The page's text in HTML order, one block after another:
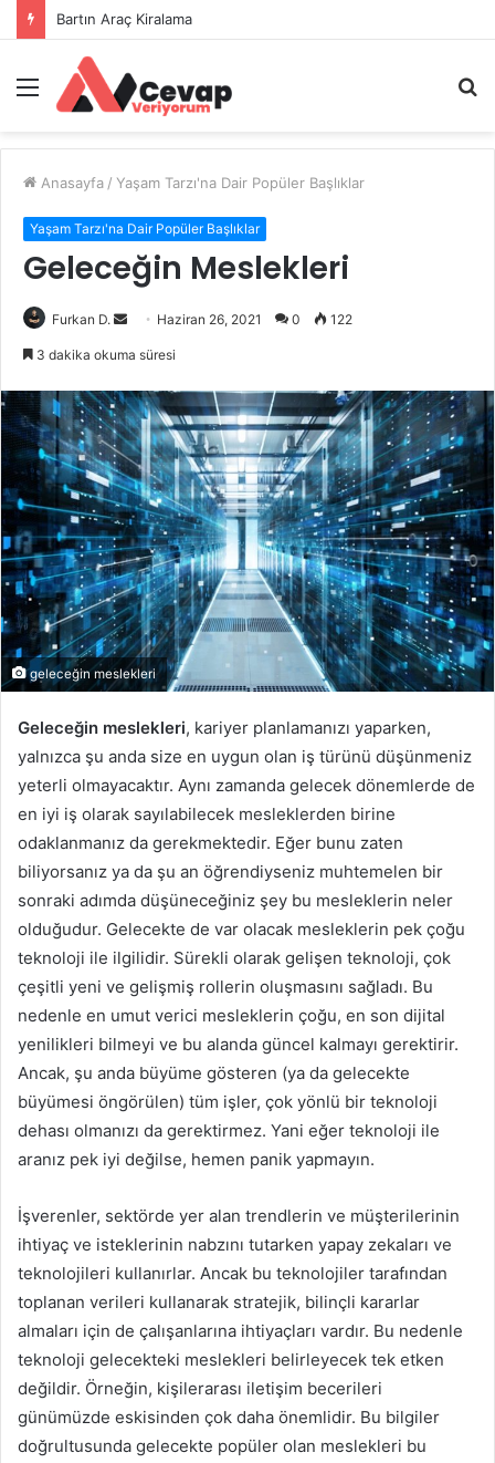
Bartın Araç Kiralama
Menü
...
Anasayfa / Yaşam Tarzı'na Dair Popüler Başlıklar
Yaşam Tarzı'na Dair Popüler Başlıklar
Geleceğin Meslekleri
Furkan D.
Bir
göndermek
Haziran 26, 2021 0 122
3 dakika okuma süresi
geleceğin meslekleri
Geleceğin meslekleri, kariyer planlamanızı yaparken,
yalnızca şu anda size en uygun olan iş türünü düşünmeniz
yeterli olmayacaktır. Aynı zamanda gelecek dönemlerde de
en iyi iş olarak sayılabilecek mesleklerden birine
odaklanmanız da gerekmektedir. Eğer bunu zaten
biliyorsanız ya da şu an öğrendiyseniz muhtemelen bir
sonraki adımda düşüneceğiniz şey bu mesleklerin neler
olduğudur. Gelecekte de var olacak mesleklerin pek çoğu
teknoloji ile ilgilidir. Sürekli olarak gelişen teknoloji, çok
çeşitli yeni ve gelişmiş rollerin oluşmasını sağladı. Bu
nedenle en umut verici mesleklerin çoğu, en son dijital
yenilikleri bilmeyi ve bu alanda güncel kalmayı gerektirir.
Ancak, şu anda büyüme gösteren (ya da gelecekte
büyümesi öngörülen) tüm işler, çok yönlü bir teknoloji
dehası olmanızı da gerektirmez. Yani eğer teknoloji ile
aranız pek iyi değilse, hemen panik yapmayın.
İşverenler, sektörde yer alan trendlerin ve müşterilerinin
ihtiyaç ve isteklerinin nabzını tutarken yapay zekaları ve
teknolojileri kullanırlar. Ancak bu teknolojiler tarafından
toplanan verileri kullanarak stratejik, bilinçli kararlar
almaları için de çalışanlarına ihtiyaçları vardır. Bu nedenle
teknoloji gelecekteki meslekleri belirleyecek tek etken
değildir. Örneğin, kişilerarası iletişim becerileri
günümüzde eskisinden çok daha önemlidir. Bu bilgiler
doğrultusunda gelecekte popüler olan meslekleri bu